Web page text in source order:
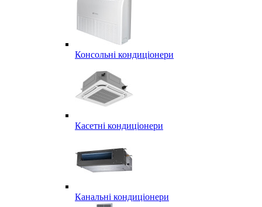
Консольні кондиціонери
Касетні кондиціонери
Канальні кондиціонери